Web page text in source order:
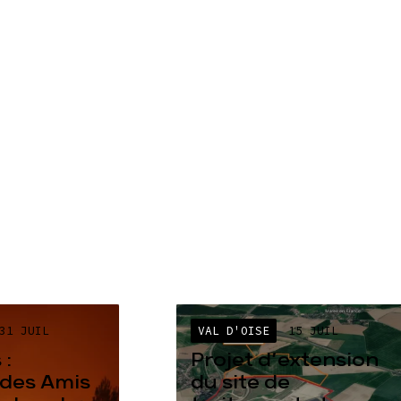
31 JUIL
:
Amis
VAL D'OISE 15 JUIL
Projet d’extension
du site de